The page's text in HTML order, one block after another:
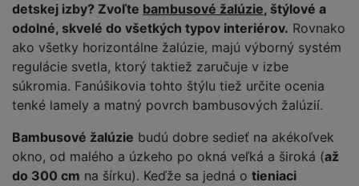
detskej izby? Zvoľte bambusové žalúzie, štýlové a
odolné, skvelé do všetkých typov interiérov. Rovnako
ako všetky horizontálne žalúzie, majú výborný systém
regulácie svetla, ktorý taktiež zaručuje v izbe
súkromia. Fanúšikovia tohto štýlu tiež určite ocenia
tenké lamely a matný povrch bambusových žalúzií.
Bambusové žalúzie budú dobre sedieť na akékoľvek
okno, od malého a úzkeho po okná veľká a široká (až
do 300 cm na šírku). Keďže sa jedná o tieniaci